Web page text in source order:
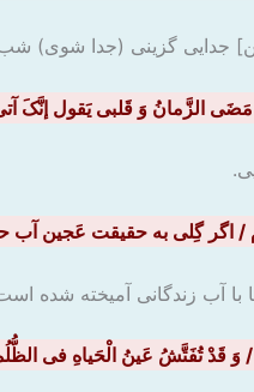
جدایی گزینی (جدا شوی) شب
با آب زندگانی آمیخته شده